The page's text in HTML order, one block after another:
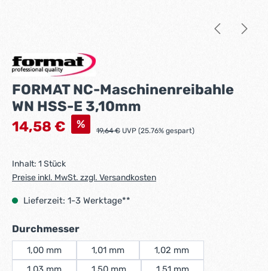
FORMAT NC-Maschinenreibahle
WN HSS-E 3,10mm
Verkaufspreis:
14,58 € % Regulärer Preis:
19,64 € UVP (25.76% gespart)
Inhalt: 1 Stück
Preise inkl. MwSt. zzgl. Versandkosten
Lieferzeit: 1-3 Werktage**
Durchmesserauswählen
1,00 mm 1,01 mm
1,02 mm